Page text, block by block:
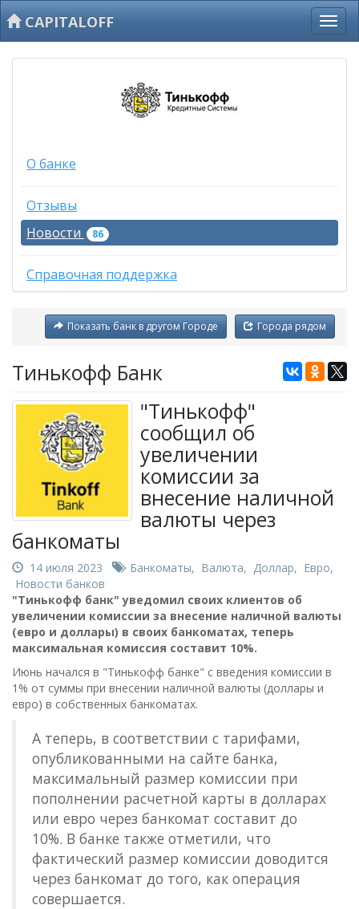
CAPITALOFF
О банке
Отзывы
Новости
86
Справочная поддержка
Города рядом
Показать банк в другом Городе
Тинькофф Банк
"Тинькофф"
сообщил об
увеличении
комиссии за
внесение наличной
валюты через
банкоматы
14 июля 2023 Банкоматы, Валюта, Доллар, Евро,
Новости банков
"Тинькофф банк" уведомил своих клиентов об
увеличении комиссии за внесение наличной валюты
(евро и доллары) в своих банкоматах, теперь
максимальная комиссия составит 10%.
Июнь начался в "Тинькофф банке" с введения комиссии в
1% от суммы при внесении наличной валюты (доллары и
евро) в собственных банкоматах.
А теперь, в соответствии с тарифами,
опубликованными на сайте банка,
максимальный размер комиссии при
пополнении расчетной карты в долларах
или евро через банкомат составит до
10%. В банке также отметили, что
фактический размер комиссии доводится
через банкомат до того, как операция
совершается.